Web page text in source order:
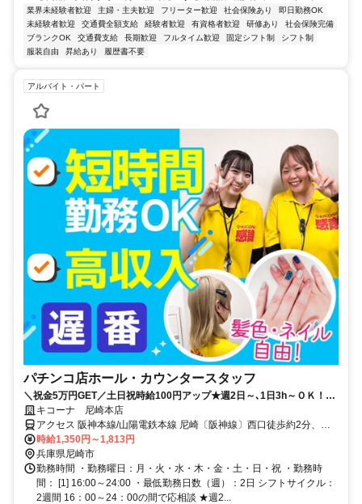
業界未経験者歓迎 主婦・主夫歓迎 フリーター歓迎 社会保険あり
即日勤務OK
未経験者歓迎
交通費全額支給 経験者歓迎 有資格者歓迎 研修あり
社会保険完備
ブランクOK
交通費支給 長期歓迎 フルタイム歓迎 固定シフト制
シフト制
服装自由
昇給あり 履歴書不要
アルバイト・パート
パチンコ店ホール・カウンタースタッフ
＼祝金5万円GET／土日祝時給100円アップ★週2日～､1日3h～ＯＫ！柔
軟シフトで私生活との両立◎
キコーナ 尼崎本店
アクセス 阪神本線/山陽電鉄本線 尼崎〔阪神線〕西口徒歩約2分、阪
神本線/山陽電鉄本線 出屋敷東出口(北)徒歩約13分、阪神本線/山陽電
鉄本線 大物北出口徒歩約16分 阪神尼崎駅西口から北方面にある尼崎
中央商店街入口すぐ
時給1,350円～1,813円
兵庫県尼崎市
勤務時間 ・勤務曜日：月・火・水・木・金・土・日・祝 ・勤務時
間： [1] 16:00～24:00 ・最低勤務日数（週）：2日 シフトサイクル：
2週間 16：00～24：00の間で応相談 ★週2...